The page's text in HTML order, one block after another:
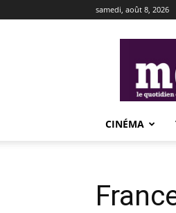
samedi, août 8, 2026
CINÉMA